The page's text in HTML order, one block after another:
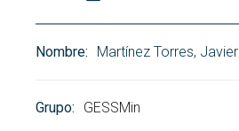
Martínez Torres, Javier
GESSMin